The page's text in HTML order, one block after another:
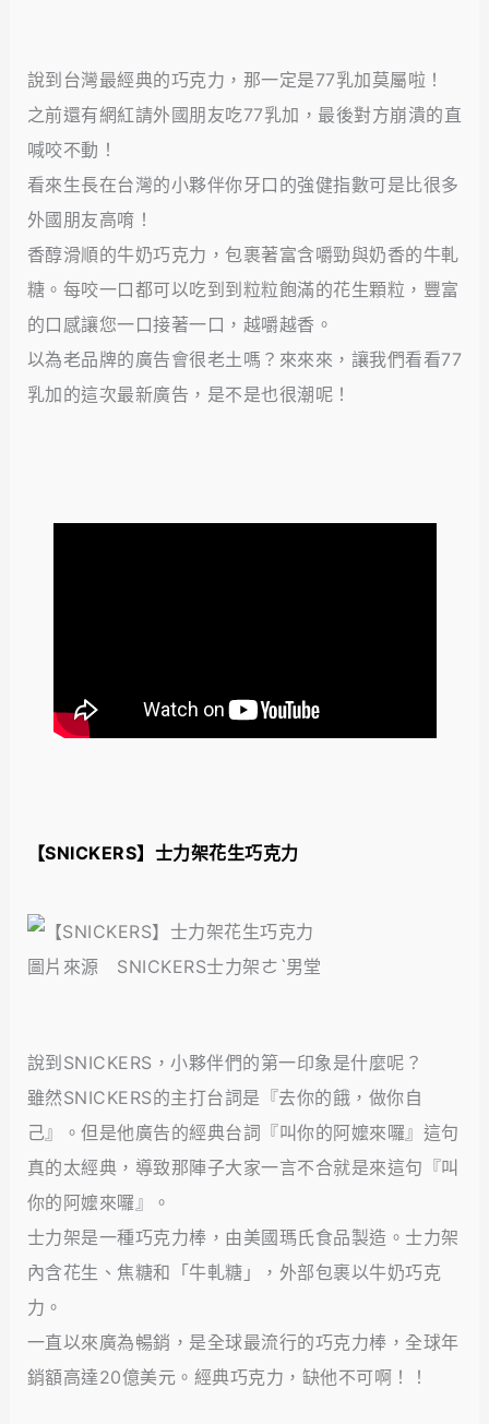
說到台灣最經典的巧克力，那一定是77乳加莫屬啦！
之前還有網紅請外國朋友吃77乳加，最後對方崩潰的直
喊咬不動！
看來生長在台灣的小夥伴你牙口的強健指數可是比很多
外國朋友高唷！
香醇滑順的牛奶巧克力，包裹著富含嚼勁與奶香的牛軋
糖。每咬一口都可以吃到到粒粒飽滿的花生顆粒，豐富
的口感讓您一口接著一口，越嚼越香。
以為老品牌的廣告會很老土嗎？來來來，讓我們看看77
乳加的這次最新廣告，是不是也很潮呢！
【SNICKERS】士力架花生巧克力
圖片來源 SNICKERS士力架ㄜˋ男堂
說到SNICKERS，小夥伴們的第一印象是什麼呢？
雖然SNICKERS的主打台詞是『去你的餓，做你自
己』。但是他廣告的經典台詞『叫你的阿嬤來囉』這句
真的太經典，導致那陣子大家一言不合就是來這句『叫
你的阿嬤來囉』。
士力架是一種巧克力棒，由美國瑪氏食品製造。士力架
內含花生、焦糖和「牛軋糖」，外部包裹以牛奶巧克
力。
一直以來廣為暢銷，是全球最流行的巧克力棒，全球年
銷額高達20億美元。經典巧克力，缺他不可啊！！